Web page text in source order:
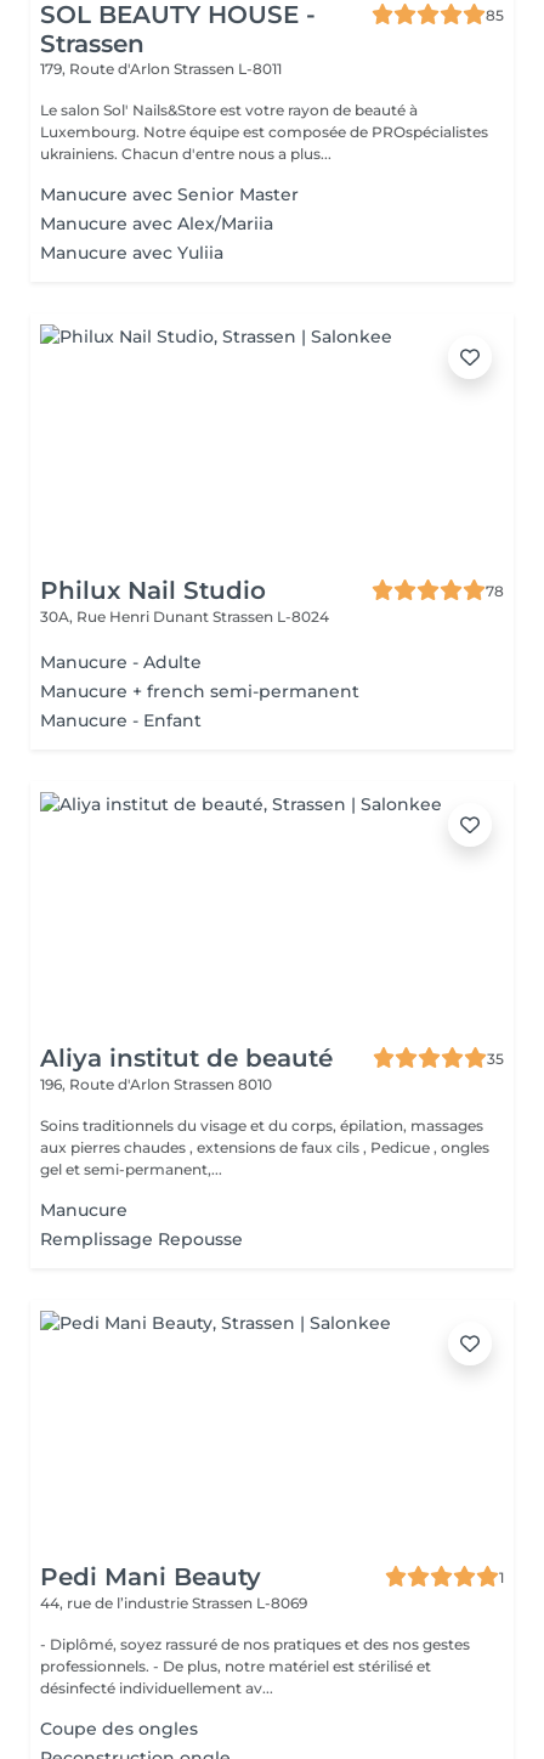
SOL BEAUTY HOUSE -
Strassen
85
179, Route d'Arlon Strassen L-8011
Le salon Sol' Nails&Store est votre rayon de beauté à
Luxembourg. Notre équipe est composée de PROspécialistes
ukrainiens. Chacun d'entre nous a plus...
Manucure avec Senior Master
Manucure avec Alex/Mariia
Manucure avec Yuliia
Philux Nail Studio
78
30A, Rue Henri Dunant Strassen L-8024
Manucure - Adulte
Manucure + french semi-permanent
Manucure - Enfant
Aliya institut de beauté
35
196, Route d'Arlon Strassen 8010
Soins traditionnels du visage et du corps, épilation, massages
aux pierres chaudes , extensions de faux cils , Pedicue , ongles
gel et semi-permanent,...
Manucure
Remplissage Repousse
Pedi Mani Beauty
1
44, rue de l’industrie Strassen L-8069
- Diplômé, soyez rassuré de nos pratiques et des nos gestes
professionnels. - De plus, notre matériel est stérilisé et
désinfecté individuellement av...
Coupe des ongles